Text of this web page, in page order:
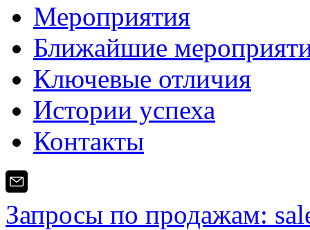
Мероприятия
Ближайшие
Ключевые отличия
Истории успеха
Контакты
Запросы по продажам: